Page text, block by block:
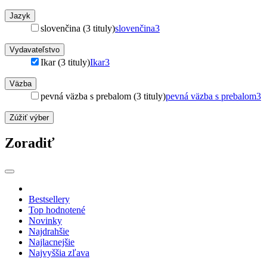
Jazyk
slovenčina (3 tituly)slovenčina3
Vydavateľstvo
Ikar (3 tituly)Ikar3
Väzba
pevná väzba s prebalom (3 tituly)pevná väzba s prebalom3
Zúžiť výber
Zoradiť
Bestsellery
Top hodnotené
Novinky
Najdrahšie
Najlacnejšie
Najvyššia zľava